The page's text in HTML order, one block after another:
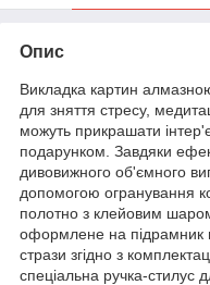
Опис
Викладка картин
для зняття стресу,
можуть прикрашати
подарунком. Завдяки
дивовижного об'ємного
допомогою огранування
полотно з клейовим
оформлене на підрамник
стрази згідно з
спеціальна ручка-стилус